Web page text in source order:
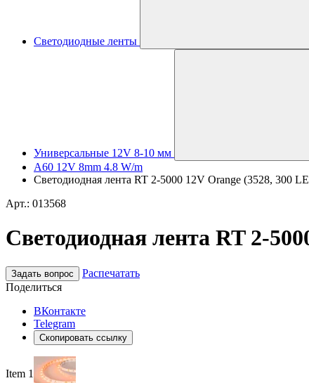
Светодиодные ленты
Универсальные 12V 8-10 мм
A60 12V 8mm 4.8 W/m
Светодиодная лента RT 2-5000 12V Orange (3528, 300
Арт.: 013568
Светодиодная лента RT 2-
Задать вопрос
Распечатать
Поделиться
ВКонтакте
Telegram
Скопировать ссылку
Item 1 of 2